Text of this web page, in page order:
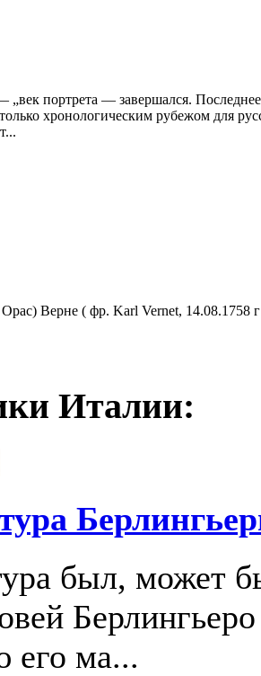
портрета — завершался.
хронологическим рубежом для
Верне ( фр. Karl Vernet, 14.08.1758 г
Италии:
был, может
его ма...